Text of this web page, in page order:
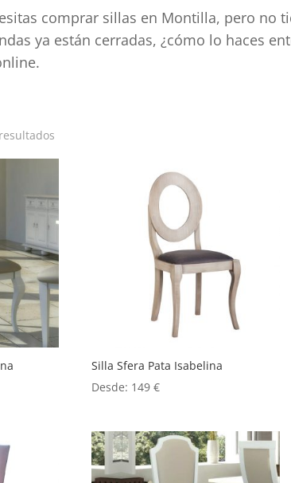
comprar sillas en Montilla, pero no
ya están cerradas, ¿cómo lo haces
Silla Sfera Pata Isabelina
Desde: 149€